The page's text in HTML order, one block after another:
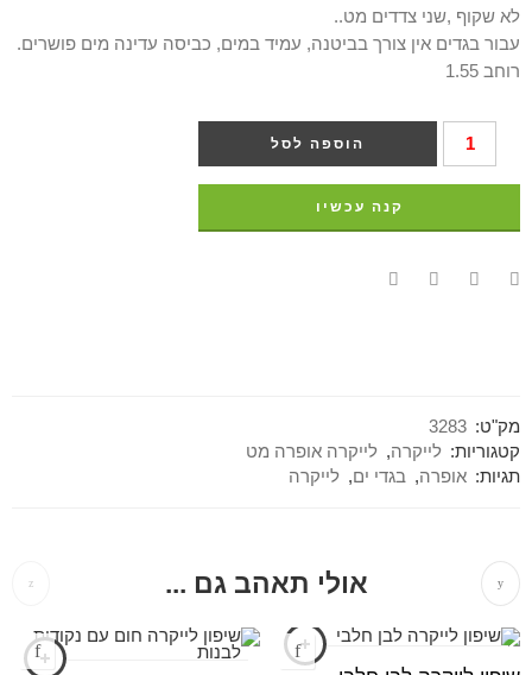
לא שקוף ,שני צדדים מט..
עבור בגדים אין צורך בביטנה, עמיד במים, כביסה עדינה מים פושרים.
רוחב 1.55
הוספה לסל
קנה עכשיו
מק"ט: 3283
קטגוריות: לייקרה, לייקרה אופרה מט
תגיות: אופרה, בגדי ים, לייקרה
אולי תאהב גם ...